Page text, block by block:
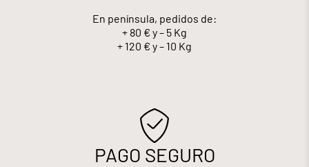
En península, pedidos de:
+ 80 € y – 5 Kg
+ 120 € y – 10 Kg
PAGO SEGURO